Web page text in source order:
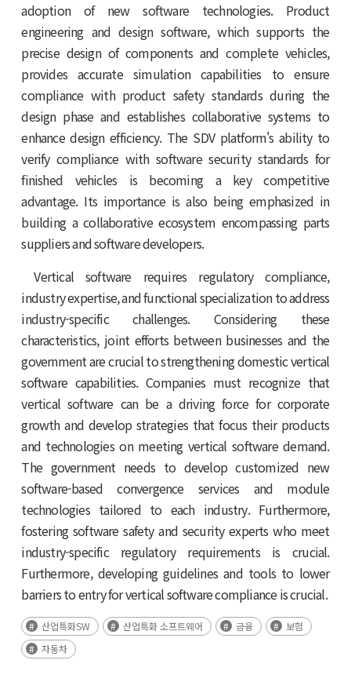
adoption of new software technologies. Product
engineering and design software, which supports the
precise design of components and complete vehicles,
provides accurate simulation capabilities to ensure
compliance with product safety standards during the
design phase and establishes collaborative systems to
enhance design efficiency. The SDV platform's ability to
verify compliance with software security standards for
finished vehicles is becoming a key competitive
advantage. Its importance is also being emphasized in
building a collaborative ecosystem encompassing parts
suppliers and software developers.
Vertical software requires regulatory compliance,
industry expertise, and functional specialization to address
industry-specific challenges. Considering these
characteristics, joint efforts between businesses and the
government are crucial to strengthening domestic vertical
software capabilities. Companies must recognize that
vertical software can be a driving force for corporate
growth and develop strategies that focus their products
and technologies on meeting vertical software demand.
The government needs to develop customized new
software-based convergence services and module
technologies tailored to each industry. Furthermore,
fostering software safety and security experts who meet
industry-specific regulatory requirements is crucial.
Furthermore, developing guidelines and tools to lower
barriers to entry for vertical software compliance is crucial.
산업특화SW 산업특화 소프트웨어 금융
보험
자동차